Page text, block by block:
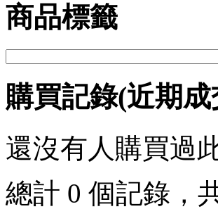
商品標籤
購買記錄(近期
還沒有人購買過
總計 0 個記錄，